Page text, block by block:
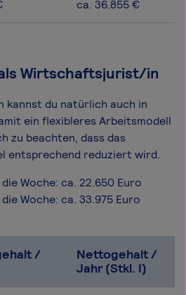
ca. 36.855 €
Wirtschaftsjurist/in
du natürlich auch in
ein flexibleres Arbeitsmodell
zu beachten, dass das
entsprechend reduziert wird.
Woche: ca. 22.650 Euro
Woche: ca. 33.975 Euro
/
Nettogehalt /
Jahr (Stkl. I)